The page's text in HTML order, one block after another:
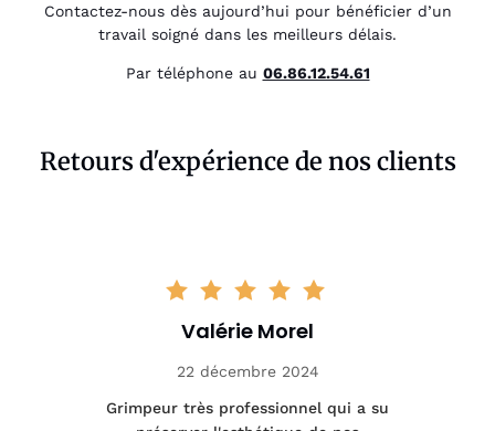
Contactez-nous dès aujourd’hui pour bénéficier d’un
travail soigné dans les meilleurs délais.
Par téléphone au 06.86.12.54.61
Retours d'expérience de nos clients
Valérie Morel
22 décembre 2024
Grimpeur très professionnel qui a su